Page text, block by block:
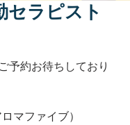
セラピスト
予約お待ちしており
マファイブ）